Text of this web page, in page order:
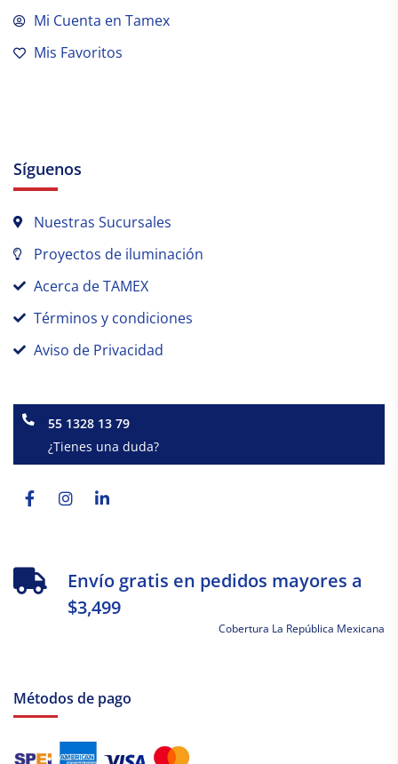
Mi Cuenta en Tamex
Mis Favoritos
Síguenos
Nuestras Sucursales
Proyectos de iluminación
Acerca de TAMEX
Términos y condiciones
Aviso de Privacidad
55 1328 13 79
¿Tienes una duda?
f
Envío gratis en pedidos mayores a
$3,499
Cobertura La República Mexicana
Métodos de pago